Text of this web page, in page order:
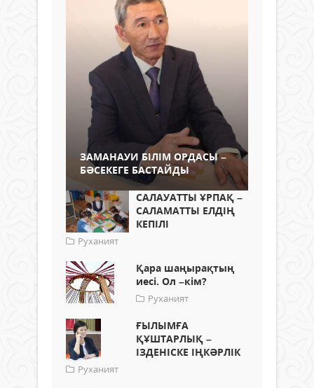
ЗАМАНАУИ БІЛІМ ОРДАСЫ –
БӘСЕКЕГЕ БАСТАЙДЫ
САЛАУАТТЫ ҰРПАҚ –
САЛАМАТТЫ ЕЛДІҢ
КЕПІЛІ
Руханият
Қара шаңырақтың
иесі. Ол –кім?
Руханият
ҒЫЛЫМҒА
ҚҰШТАРЛЫҚ –
ІЗДЕНІСКЕ ІҢКӘРЛІК
Руханият